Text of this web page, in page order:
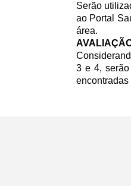
Serão
ao Portal
área.
3 e 4,